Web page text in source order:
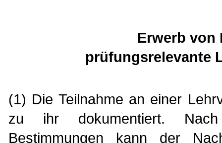
Erwerb von
prüfungsrelevante
(1) Die Teilnahme an einer
zu ihr dokumentiert. Nach
Bestimmungen kann der